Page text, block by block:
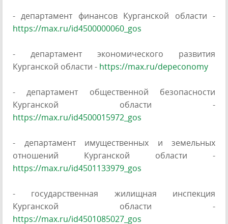
- департамент финансов Курганской области -
https://max.ru/id4500000060_gos
- департамент экономического развития
Курганской области - https://max.ru/depeconomy
- департамент общественной безопасности
Курганской области -
https://max.ru/id4500015972_gos
- департамент имущественных и земельных
отношений Курганской области -
https://max.ru/id4501133979_gos
- государственная жилищная инспекция
Курганской области -
https://max.ru/id4501085027_gos